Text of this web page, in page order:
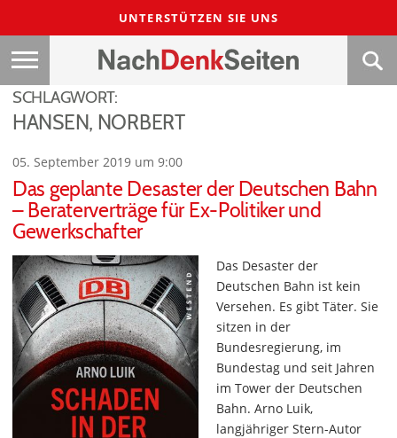
UNTERSTÜTZEN SIE UNS
SCHLAGWORT:
HANSEN, NORBERT
05. September 2019 um 9:00
Das geplante Desaster der Deutschen Bahn
– Beraterverträge für Ex-Politiker und
Gewerkschafter
Das Desaster der
Deutschen Bahn ist kein
Versehen. Es gibt Täter. Sie
sitzen in der
Bundesregierung, im
Bundestag und seit Jahren
im Tower der Deutschen
Bahn. Arno Luik,
langjähriger Stern-Autor